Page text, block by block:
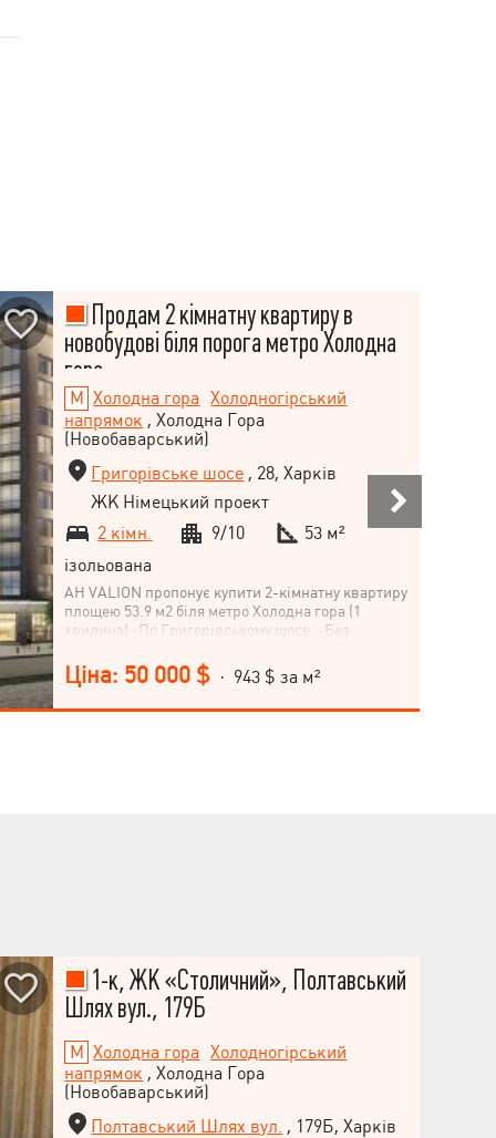
Продам 2 кімнатну квартиру в
новобудові біля порога метро Холодна
гора
Холодна гора
Холодногірський
напрямок , Холодна Гора
(Новобаварський)
Григорівське шосе , 28, Харків
ЖК Німецький проект
2 кімн.
9/10
53 м²
ізольована
АН VALION пропонує купити 2-кімнатну квартиру
площею 53.9 м2 біля метро Холодна гора (1
хвилина) -По Григорівському шосе. -Без
будинком ТРЦ Клас, Зростання, АТБ, ринок,
аптеки, магазини, школи, дит. сад.
-Телефонуйте, приходьте! - Торг доречний.
Ціна: 50 000 $ · 943 $ за м²
1-к, ЖК «Столичний», Полтавський
Шлях вул., 179Б
Холодна гора
Холодногірський
напрямок , Холодна Гора
(Новобаварський)
Полтавський Шлях вул. , 179Б, Харків